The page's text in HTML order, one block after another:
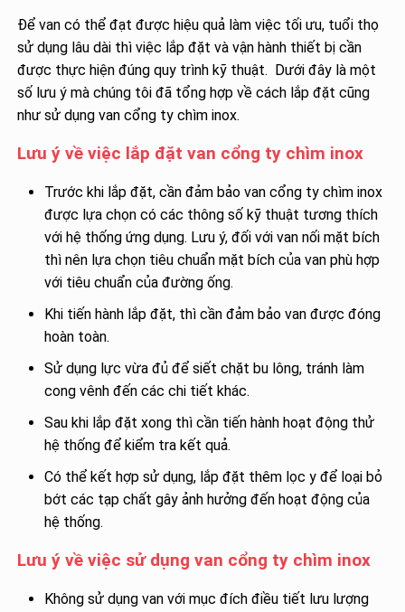
Để van có thể đạt được hiệu quả làm việc tối ưu, tuổi thọ
sử dụng lâu dài thì việc lắp đặt và vận hành thiết bị cần
được thực hiện đúng quy trình kỹ thuật. Dưới đây là một
số lưu ý mà chúng tôi đã tổng hợp về cách lắp đặt cũng
như sử dụng van cổng ty chìm inox.
Lưu ý về việc lắp đặt van cổng ty chìm inox
Trước khi lắp đặt, cần đảm bảo van cổng ty chìm inox
được lựa chọn có các thông số kỹ thuật tương thích
với hệ thống ứng dụng. Lưu ý, đối với van nối mặt bích
thì nên lựa chọn tiêu chuẩn mặt bích của van phù hợp
với tiêu chuẩn của đường ống.
Khi tiến hành lắp đặt, thì cần đảm bảo van được đóng
hoàn toàn.
Sử dụng lực vừa đủ để siết chặt bu lông, tránh làm
cong vênh đến các chi tiết khác.
Sau khi lắp đặt xong thì cần tiến hành hoạt động thử
hệ thống để kiểm tra kết quả.
Có thể kết hợp sử dụng, lắp đặt thêm lọc y để loại bỏ
bớt các tạp chất gây ảnh hưởng đến hoạt động của
hệ thống.
Lưu ý về việc sử dụng van cổng ty chìm inox
Không sử dụng van với mục đích điều tiết lưu lượng